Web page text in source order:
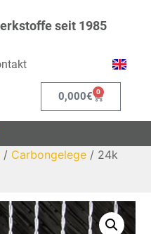
seit 1985
0,000€ 0
/ Carbongelege / 24k